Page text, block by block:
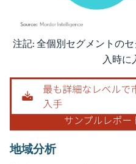
画像 © Mordor Intelligence。再利用
注記: 全個別セグメントの
入時に
地域分析